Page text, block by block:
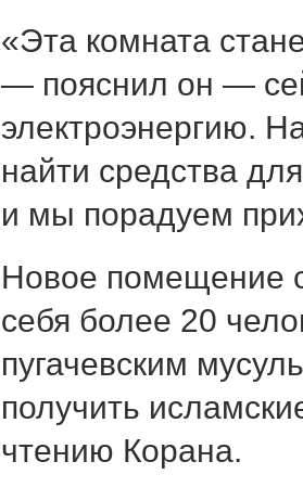
«Эта комната
— пояснил он —
электроэнергию.
найти средства
и мы порадуем
Новое помещение
себя более 20
пугачевским
получить
чтению Корана.